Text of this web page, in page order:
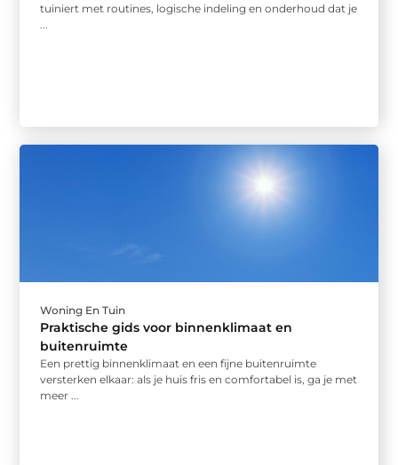
tuiniert met routines, logische indeling en onderhoud dat je
Woning En Tuin
Praktische gids voor binnenklimaat en
buitenruimte
Een prettig binnenklimaat en een fijne buitenruimte
versterken elkaar: als je huis fris en comfortabel is, ga je met
meer ...